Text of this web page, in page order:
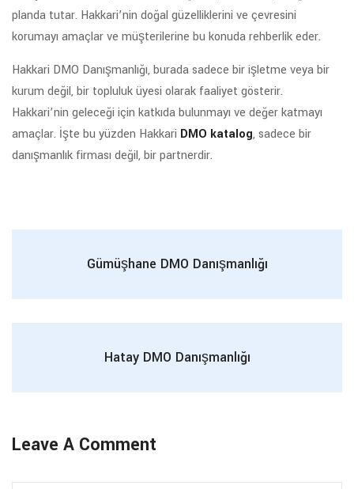
planda tutar. Hakkari’nin doğal güzelliklerini ve çevresini
korumayı amaçlar ve müşterilerine bu konuda rehberlik eder.
Hakkari DMO Danışmanlığı, burada sadece bir işletme veya bir
kurum değil, bir topluluk üyesi olarak faaliyet gösterir.
Hakkari’nin geleceği için katkıda bulunmayı ve değer katmayı
amaçlar. İşte bu yüzden Hakkari DMO katalog, sadece bir
danışmanlık firması değil, bir partnerdir.
Gümüşhane DMO Danışmanlığı
Hatay DMO Danışmanlığı
Leave A Comment